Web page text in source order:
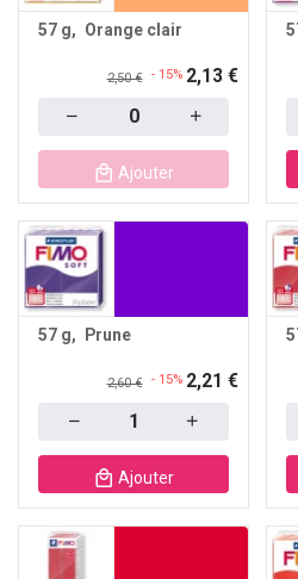
57 g Orange clair
2,50 € - 15% 2,13 €
Ajouter
57 g Prune
2,60 € - 15% 2,21 €
Ajouter